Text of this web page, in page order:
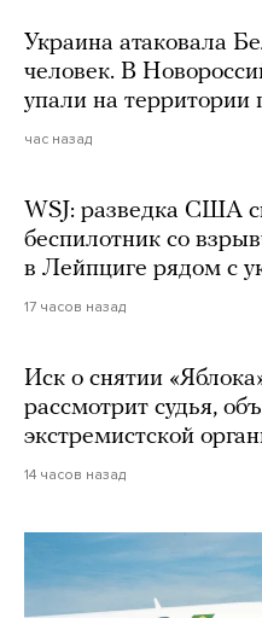
Украина атаковала
человек. В
упали на территории
час назад
WSJ: разведка США
беспилотник со
в Лейпциге рядом с
17 часов назад
Иск о снятии
рассмотрит судья,
экстремистской
14 часов назад